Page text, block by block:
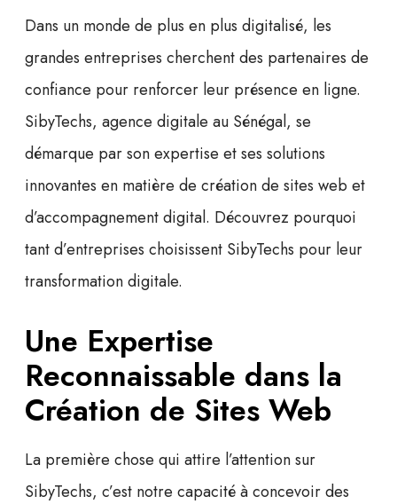
Dans un monde de plus en plus digitalisé, les
grandes entreprises cherchent des partenaires de
confiance pour renforcer leur présence en ligne.
SibyTechs, agence digitale au Sénégal, se
démarque par son expertise et ses solutions
innovantes en matière de création de sites web et
d’accompagnement digital. Découvrez pourquoi
tant d’entreprises choisissent SibyTechs pour leur
transformation digitale.
Une Expertise
Reconnaissable dans la
Création de Sites Web
La première chose qui attire l’attention sur
SibyTechs, c’est notre capacité à concevoir des